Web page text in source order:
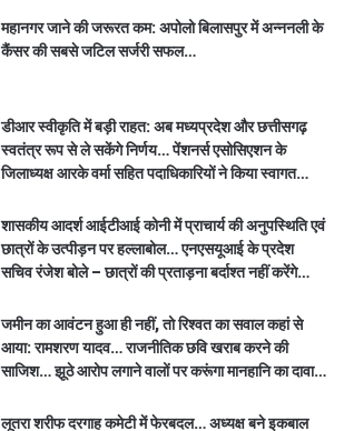
महानगर जाने की जरूरत कम: अपोलो बिलासपुर में अन्ननली के
कैंसर की सबसे जटिल सर्जरी सफल…
डीआर स्वीकृति में बड़ी राहत: अब मध्यप्रदेश और छत्तीसगढ़
स्वतंत्र रूप से ले सकेंगे निर्णय… पेंशनर्स एसोसिएशन के
जिलाध्यक्ष आरके वर्मा सहित पदाधिकारियों ने किया स्वागत…
शासकीय आदर्श आईटीआई कोनी में प्राचार्य की अनुपस्थिति एवं
छात्रों के उत्पीड़न पर हल्लाबोल… एनएसयूआई के प्रदेश
सचिव रंजेश बोले – छात्रों की प्रताड़ना बर्दाश्त नहीं करेंगे…
जमीन का आवंटन हुआ ही नहीं, तो रिश्वत का सवाल कहां से
आया: रामशरण यादव… राजनीतिक छवि खराब करने की
साजिश… झूठे आरोप लगाने वालों पर करूंगा मानहानि का दावा…
लूतरा शरीफ दरगाह कमेटी में फेरबदल… अध्यक्ष बने इकबाल